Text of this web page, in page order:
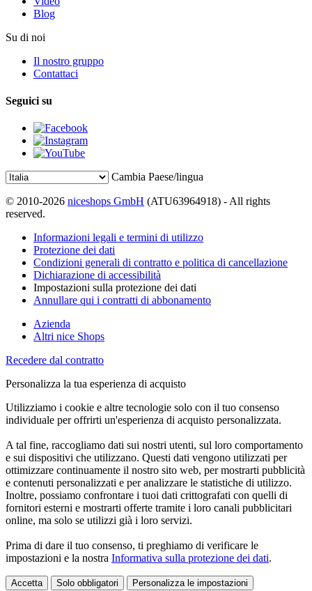
Blog
Su di noi
Il nostro gruppo
Contattaci
Seguici su
Cambia Paese/lingua
© 2010-2026 niceshops GmbH (ATU63964918) - All rights
reserved.
Informazioni legali e termini di utilizzo
Protezione dei dati
Condizioni generali di contratto e politica di cancellazione
Dichiarazione di accessibilità
Impostazioni sulla protezione dei dati
Annullare qui i contratti di abbonamento
Azienda
Altri nice Shops
Recedere dal contratto
Personalizza la tua esperienza di acquisto
Utilizziamo i cookie e altre tecnologie solo con il tuo consenso
individuale per offrirti un'esperienza di acquisto personalizzata.
A tal fine, raccogliamo dati sui nostri utenti, sul loro comportamento
e sui dispositivi che utilizzano. Questi dati vengono utilizzati per
ottimizzare continuamente il nostro sito web, per mostrarti pubblicità
e contenuti personalizzati e per analizzare le statistiche di utilizzo.
Inoltre, possiamo confrontare i tuoi dati crittografati con quelli di
fornitori esterni e mostrarti offerte tramite i loro canali pubblicitari
online, ma solo se utilizzi già i loro servizi.
Prima di dare il tuo consenso, ti preghiamo di verificare le
impostazioni e la nostra Informativa sulla protezione dei dati.
Accetta Solo obbligatori Personalizza le impostazioni